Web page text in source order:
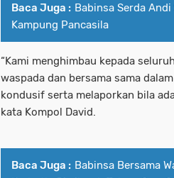
Baca Juga : Babinsa Serda
Kampung Pancasila
“Kami menghimbau kepada
waspada dan bersama sama
kondusif serta melaporkan bila
kata Kompol David.
Baca Juga : Babinsa Bersama